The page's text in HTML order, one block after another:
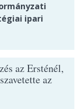
ipari
az Ersténél,
az